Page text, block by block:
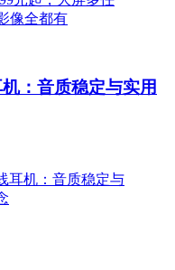
：音质稳定与实用